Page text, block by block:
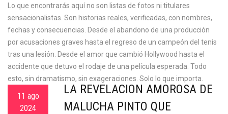
Lo que encontrarás aquí no son listas de fotos ni titulares
sensacionalistas. Son historias reales, verificadas, con nombres,
fechas y consecuencias. Desde el abandono de una producción
por acusaciones graves hasta el regreso de un campeón del tenis
tras una lesión. Desde el amor que cambió Hollywood hasta el
accidente que detuvo el rodaje de una película esperada. Todo
esto, sin dramatismo, sin exageraciones. Solo lo que importa.
11 ago
2024
LA REVELACIÓN AMOROSA DE
MALUCHA PINTO QUE